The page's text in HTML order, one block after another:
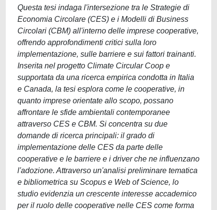
Questa tesi indaga l'intersezione tra le Strategie di
Economia Circolare (CES) e i Modelli di Business
Circolari (CBM) all'interno delle imprese cooperative,
offrendo approfondimenti critici sulla loro
implementazione, sulle barriere e sui fattori trainanti.
Inserita nel progetto Climate Circular Coop e
supportata da una ricerca empirica condotta in Italia
e Canada, la tesi esplora come le cooperative, in
quanto imprese orientate allo scopo, possano
affrontare le sfide ambientali contemporanee
attraverso CES e CBM. Si concentra su due
domande di ricerca principali: il grado di
implementazione delle CES da parte delle
cooperative e le barriere e i driver che ne influenzano
l'adozione. Attraverso un'analisi preliminare tematica
e bibliometrica su Scopus e Web of Science, lo
studio evidenzia un crescente interesse accademico
per il ruolo delle cooperative nelle CES come forma